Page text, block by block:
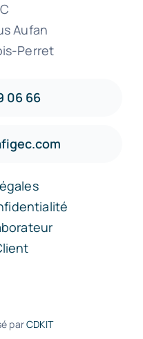
Aufan
Perret
06 66
parCDKIT